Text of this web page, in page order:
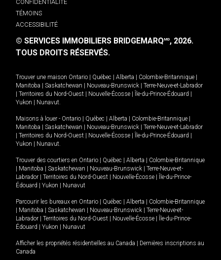
CONFIDENTIALITÉ
TÉMOINS
ACCESSIBILITÉ
© SERVICES IMMOBILIERS BRIDGEMARQMD, 2026.
TOUS DROITS RÉSERVÉS.
Trouver une maison Ontario | Québec | Alberta | Colombie-Britannique |
Manitoba | Saskatchewan | Nouveau-Brunswick | Terre-Neuve-et-Labrador
| Territoires du Nord-Ouest | Nouvelle-Écosse | Île-du-Prince-Édouard |
Yukon | Nunavut
Maisons à louer - Ontario | Québec | Alberta | Colombie-Britannique |
Manitoba | Saskatchewan | Nouveau-Brunswick | Terre-Neuve-et-Labrador
| Territoires du Nord-Ouest | Nouvelle-Écosse | Île-du-Prince-Édouard |
Yukon | Nunavut
Trouver des courtiers en Ontario | Québec | Alberta | Colombie-Britannique
| Manitoba | Saskatchewan | Nouveau-Brunswick | Terre-Neuve-et-
Labrador | Territoires du Nord-Ouest | Nouvelle-Écosse | Île-du-Prince-
Édouard | Yukon | Nunavut
Parcourir les bureaux en Ontario | Québec | Alberta | Colombie-Britannique
| Manitoba | Saskatchewan | Nouveau-Brunswick | Terre-Neuve-et-
Labrador | Territoires du Nord-Ouest | Nouvelle-Écosse | Île-du-Prince-
Édouard | Yukon | Nunavut
Afficher les propriétés résidentielles au Canada | Dernières inscriptions au
Canada